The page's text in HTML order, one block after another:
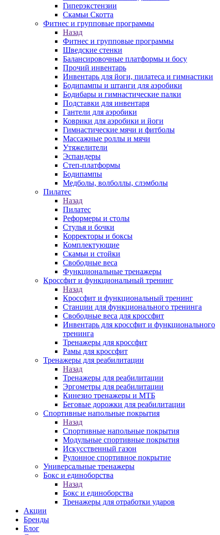
Гиперэкстензии
Скамьи Скотта
Фитнес и групповые программы
Назад
Фитнес и групповые программы
Шведские стенки
Балансировочные платформы и босу
Прочий инвентарь
Инвентарь для йоги, пилатеса и гимнастики
Бодипампы и штанги для аэробики
Бодибары и гимнастические палки
Подставки для инвентаря
Гантели для аэробики
Коврики для аэробики и йоги
Гимнастические мячи и фитболы
Массажные роллы и мячи
Утяжелители
Эспандеры
Степ-платформы
Бодипампы
Медболы, волболлы, слэмболы
Пилатес
Назад
Пилатес
Реформеры и столы
Стулья и бочки
Корректоры и боксы
Комплектующие
Скамьи и стойки
Свободные веса
Функциональные тренажеры
Кроссфит и функциональный тренинг
Назад
Кроссфит и функциональный тренинг
Станции для функционального тренинга
Свободные веса для кроссфит
Инвентарь для кроссфит и функционального
тренинга
Тренажеры для кроссфит
Рамы для кроссфит
Тренажеры для реабилитации
Назад
Тренажеры для реабилитации
Эргометры для реабилитации
Кинезио тренажеры и МТБ
Беговые дорожки для реабилитации
Спортивные напольные покрытия
Назад
Спортивные напольные покрытия
Модульные спортивные покрытия
Искусственный газон
Рулонное спортивное покрытие
Универсальные тренажеры
Бокс и единоборства
Назад
Бокс и единоборства
Тренажеры для отработки ударов
Акции
Бренды
Блог